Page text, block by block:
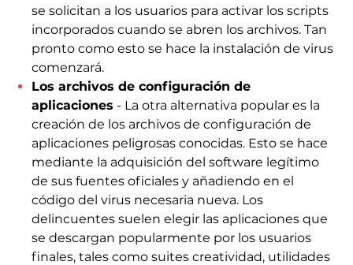
se solicitan a los usuarios para activar los scripts
incorporados cuando se abren los archivos. Tan
pronto como esto se hace la instalación de virus
comenzará.
Los archivos de configuración de
aplicaciones - La otra alternativa popular es la
creación de los archivos de configuración de
aplicaciones peligrosas conocidas. Esto se hace
mediante la adquisición del software legítimo
de sus fuentes oficiales y añadiendo en el
código del virus necesaria nueva. Los
delincuentes suelen elegir las aplicaciones que
se descargan popularmente por los usuarios
finales, tales como suites creatividad, utilidades